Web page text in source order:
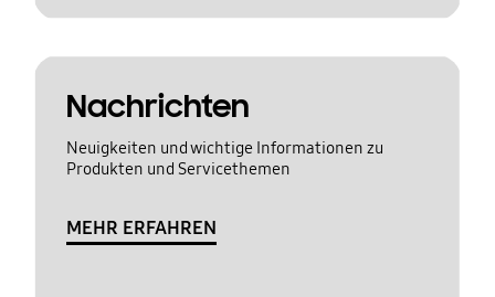
Nachrichten
Neuigkeiten und wichtige Informationen zu
Produkten und Servicethemen
MEHR ERFAHREN